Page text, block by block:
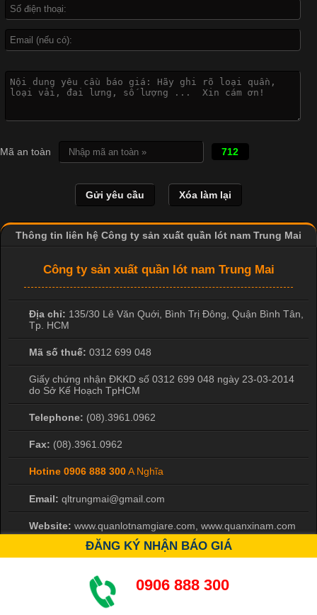
dụng rộng rãi trong sản xuất áo thun, đồ thể thao
Vì Sao Cơ Sở Sản Xuất Quần Lót Nam Ưa Chuộng Vải
Cotton?
Vải cotton là một trong những chất liệu được sử dụng rộng rãi
và thấm hút mồ hôi tốt. Đây cũng là loại vải được nhiều công ty
sản xuất quần lót nam lựa chọn để tạo ra các sản phẩm chất
Mã an toàn 712
Thông tin liên hệ Công ty sản xuất quần lót nam Trung Mai
Công ty sản xuất quần lót nam Trung Mai
Địa chỉ: 135/30 Lê Văn Quới, Bình Trị Đông Quận Bình Tân
Tp. HCM
Mã số thuế: 0312 699 048
Giấy chứng nhận ĐKKD số 0312 699 048 ngày 23-03-2014
do Sở Kế Hoạch TpHCM
Telephone: (08).3961.0962
Fax: (08).3961.0962
Hotine 0906 888 300A Nghĩa
Email: qltrungmai@gmail.com
Website: www.quanlotnamgiare.com, www.quanxinam.com
Liên kết khác của website
ĐĂNG KÝ NHẬN BÁO GIÁ
0906 888 300